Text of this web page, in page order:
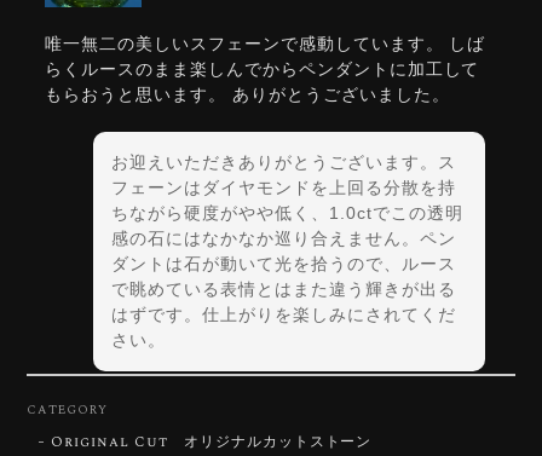
唯一無二の美しいスフェーンで感動しています。 しば
らくルースのまま楽しんでからペンダントに加工して
もらおうと思います。 ありがとうございました。
お迎えいただきありがとうございます。ス
フェーンはダイヤモンドを上回る分散を持
ちながら硬度がやや低く、1.0ctでこの透明
感の石にはなかなか巡り合えません。ペン
ダントは石が動いて光を拾うので、ルース
で眺めている表情とはまた違う輝きが出る
はずです。仕上がりを楽しみにされてくだ
さい。
CATEGORY
Original Cut オリジナルカットストーン